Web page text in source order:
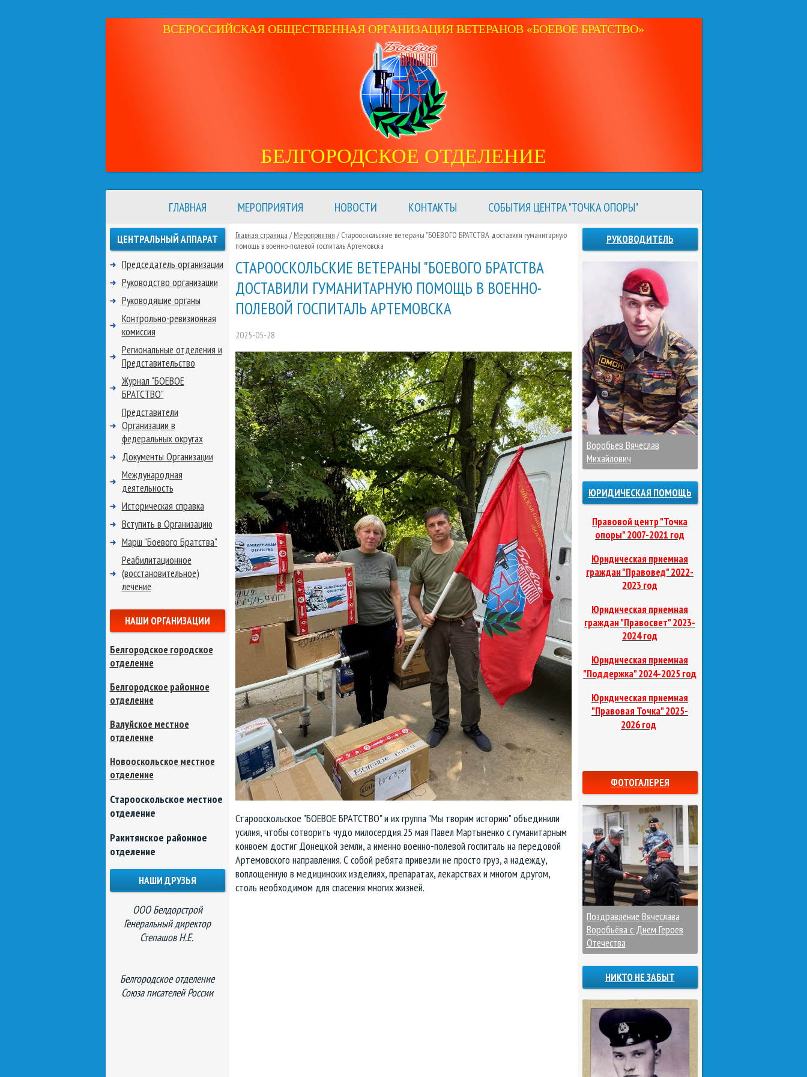
ВСЕРОССИЙСКАЯ ОБЩЕСТВЕННАЯ ОРГАНИЗАЦИЯ ВЕТЕРАНОВ «БОЕВОЕ БРАТСТВО»
БЕЛГОРОДСКОЕ ОТДЕЛЕНИЕ
ГЛАВНАЯ МЕРОПРИЯТИЯ НОВОСТИ КОНТАКТЫ СОБЫТИЯ ЦЕНТРА "ТОЧКА ОПОРЫ"
Главная страница /Мероприятия /Старооскольские ветераны "БОЕВОГО БРАТСТВА доставили гуманитарную
помощь в военно-полевой госпиталь Артемовска
СТАРООСКОЛЬСКИЕ ВЕТЕРАНЫ "БОЕВОГО БРАТСТВА
ДОСТАВИЛИ ГУМАНИТАРНУЮ ПОМОЩЬ В ВОЕННО-
ПОЛЕВОЙ ГОСПИТАЛЬ АРТЕМОВСКА
2025-05-28
Старооскольское "БОЕВОЕ БРАТСТВО" и их группа "Мы творим историю" объединили
усилия, чтобы сотворить чудо милосердия.25 мая Павел Мартыненко с гуманитарным
конвоем достиг Донецкой земли, а именно военно-полевой госпиталь на передовой
Артемовского направления. С собой ребята привезли не просто груз, а надежду,
воплощенную в медицинских изделиях, препаратах, лекарствах и многом другом,
столь необходимом для спасения многих жизней.
ЦЕНТРАЛЬНЫЙ АППАРАТ
Председатель организации
Руководство организации
Руководящие органы
Контрольно-ревизионная
комиссия
Региональные отделения и
Представительство
Журнал "БОЕВОЕ
БРАТСТВО"
Представители
Организации в
федеральных округах
Документы Организации
Международная
деятельность
Историческая справка
Вступить в Организацию
Марш "Боевого Братства"
Реабилитационное
(восстановительное)
лечение
НАШИ ОРГАНИЗАЦИИ
Белгородское городское
отделение
Белгородское районное
отделение
Валуйское местное
отделение
Новооскольское местное
отделение
Старооскольское местное
отделение
Ракитянское районное
отделение
НАШИ ДРУЗЬЯ
ООО Белдорстрой
Генеральный директор
Степашов Н.Е.
Белгородское отделение
Союза писателей России
РУКОВОДИТЕЛЬ
Воробьев Вячеслав
Михайлович
ЮРИДИЧЕСКАЯ ПОМОЩЬ
Правовой центр "Точка
опоры" 2007-2021 год
Юридическая приемная
граждан "Правовед"2022-
2023 год
Юридическая приемная
граждан "Правосвет"2023-
2024 год
Юридическая приемная
"Поддержка"2024-2025 год
Юридическая приемная
"Правовая Точка"2025-
2026 год
ФОТОГАЛЕРЕЯ
Поздравление Вячеслава
Воробьёва с Днем Героев
Отечества
НИКТО НЕ ЗАБЫТ